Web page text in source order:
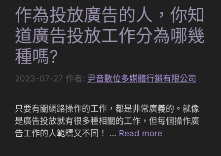
作為投放廣告的人，你知
道廣告投放工作分為哪幾
種嗎?
2023-07-27 作者: 尹音數位多媒體行銷有限公司
只要有關網路操作的工作，都是非常廣義的。就像
是廣告投放就有很多種相關的工作，但每個操作廣
告工作的人範疇又不同！ … Read more